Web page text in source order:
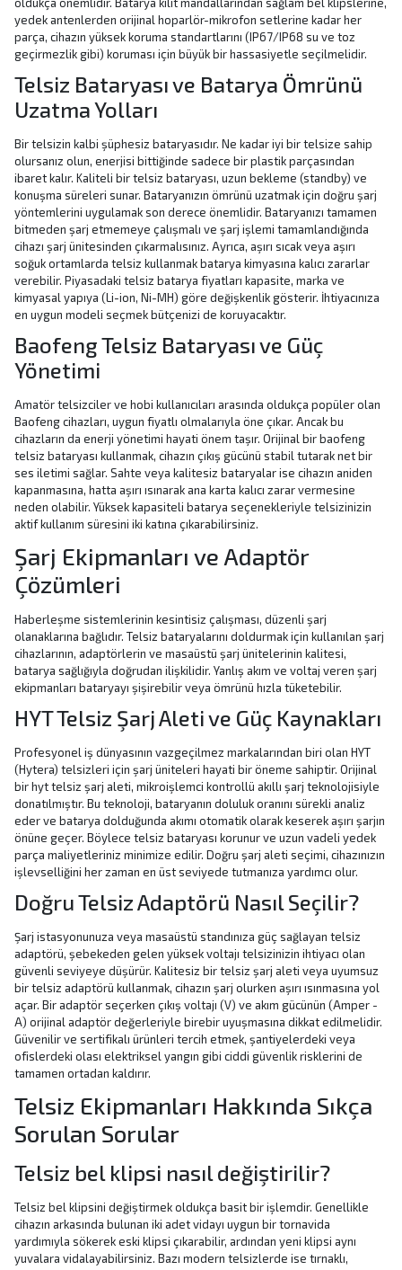
yedek antenlerden orijinal hoparlör-mikrofon setlerine kadar her
parça, cihazın yüksek koruma standartlarını (IP67/IP68 su ve toz
geçirmezlik gibi) koruması için büyük bir hassasiyetle seçilmelidir.
Telsiz Bataryası ve Batarya Ömrünü
Uzatma Yolları
Bir telsizin kalbi şüphesiz bataryasıdır. Ne kadar iyi bir telsize sahip
olursanız olun, enerjisi bittiğinde sadece bir plastik parçasından
ibaret kalır. Kaliteli bir telsiz bataryası, uzun bekleme (standby) ve
konuşma süreleri sunar. Bataryanızın ömrünü uzatmak için doğru şarj
yöntemlerini uygulamak son derece önemlidir. Bataryanızı tamamen
bitmeden şarj etmemeye çalışmalı ve şarj işlemi tamamlandığında
cihazı şarj ünitesinden çıkarmalısınız. Ayrıca, aşırı sıcak veya aşırı
soğuk ortamlarda telsiz kullanmak batarya kimyasına kalıcı zararlar
verebilir. Piyasadaki telsiz batarya fiyatları kapasite, marka ve
kimyasal yapıya (Li-ion, Ni-MH) göre değişkenlik gösterir. İhtiyacınıza
en uygun modeli seçmek bütçenizi de koruyacaktır.
Baofeng Telsiz Bataryası ve Güç
Yönetimi
Amatör telsizciler ve hobi kullanıcıları arasında oldukça popüler olan
Baofeng cihazları, uygun fiyatlı olmalarıyla öne çıkar. Ancak bu
cihazların da enerji yönetimi hayati önem taşır. Orijinal bir baofeng
telsiz bataryası kullanmak, cihazın çıkış gücünü stabil tutarak net bir
ses iletimi sağlar. Sahte veya kalitesiz bataryalar ise cihazın aniden
kapanmasına, hatta aşırı ısınarak ana karta kalıcı zarar vermesine
neden olabilir. Yüksek kapasiteli batarya seçenekleriyle telsizinizin
aktif kullanım süresini iki katına çıkarabilirsiniz.
Şarj Ekipmanları ve Adaptör
Çözümleri
Haberleşme sistemlerinin kesintisiz çalışması, düzenli şarj
olanaklarına bağlıdır. Telsiz bataryalarını doldurmak için kullanılan şarj
cihazlarının, adaptörlerin ve masaüstü şarj ünitelerinin kalitesi,
batarya sağlığıyla doğrudan ilişkilidir. Yanlış akım ve voltaj veren şarj
ekipmanları bataryayı şişirebilir veya ömrünü hızla tüketebilir.
HYT Telsiz Şarj Aleti ve Güç Kaynakları
Profesyonel iş dünyasının vazgeçilmez markalarından biri olan HYT
(Hytera) telsizleri için şarj üniteleri hayati bir öneme sahiptir. Orijinal
bir hyt telsiz şarj aleti, mikroişlemci kontrollü akıllı şarj teknolojisiyle
donatılmıştır. Bu teknoloji, bataryanın doluluk oranını sürekli analiz
eder ve batarya dolduğunda akımı otomatik olarak keserek aşırı şarjın
önüne geçer. Böylece telsiz bataryası korunur ve uzun vadeli yedek
parça maliyetleriniz minimize edilir. Doğru şarj aleti seçimi, cihazınızın
işlevselliğini her zaman en üst seviyede tutmanıza yardımcı olur.
Doğru Telsiz Adaptörü Nasıl Seçilir?
Şarj istasyonunuza veya masaüstü standınıza güç sağlayan telsiz
adaptörü, şebekeden gelen yüksek voltajı telsizinizin ihtiyacı olan
güvenli seviyeye düşürür. Kalitesiz bir telsiz şarj aleti veya uyumsuz
bir telsiz adaptörü kullanmak, cihazın şarj olurken aşırı ısınmasına yol
açar. Bir adaptör seçerken çıkış voltajı (V) ve akım gücünün (Amper -
A) orijinal adaptör değerleriyle birebir uyuşmasına dikkat edilmelidir.
Güvenilir ve sertifikalı ürünleri tercih etmek, şantiyelerdeki veya
ofislerdeki olası elektriksel yangın gibi ciddi güvenlik risklerini de
tamamen ortadan kaldırır.
Telsiz Ekipmanları Hakkında Sıkça
Sorulan Sorular
Telsiz bel klipsi nasıl değiştirilir?
Telsiz bel klipsini değiştirmek oldukça basit bir işlemdir. Genellikle
cihazın arkasında bulunan iki adet vidayı uygun bir tornavida
yardımıyla sökerek eski klipsi çıkarabilir, ardından yeni klipsi aynı
yuvalara vidalayabilirsiniz. Bazı modern telsizlerde ise tırnaklı,